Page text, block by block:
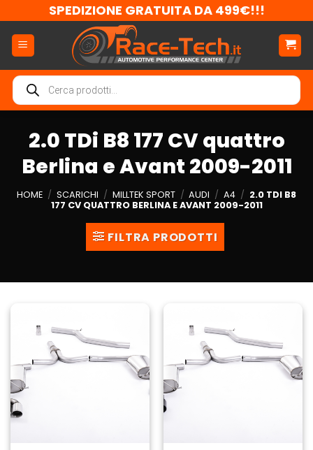
ai
contenuti
SPEDIZIONE GRATUITA DA 499€!!!
Ricerca
prodotti
2.0 TDi B8 177 CV quattro
Berlina e Avant 2009-2011
HOME / SCARICHI / MILLTEK SPORT / AUDI / A4 / 2.0 TDI B8
177 CV QUATTRO BERLINA E AVANT 2009-2011
FILTRA PRODOTTI